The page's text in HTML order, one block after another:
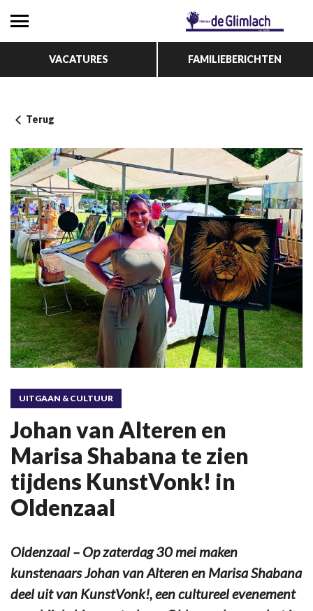
VACATURES FAMILIEBERICHTEN
Terug
UITGAAN & CULTUUR
Johan van Alteren en
Marisa Shabana te zien
tijdens KunstVonk! in
Oldenzaal
Oldenzaal – Op zaterdag 30 mei maken
kunstenaars Johan van Alteren en Marisa Shabana
deel uit van KunstVonk!, een cultureel evenement